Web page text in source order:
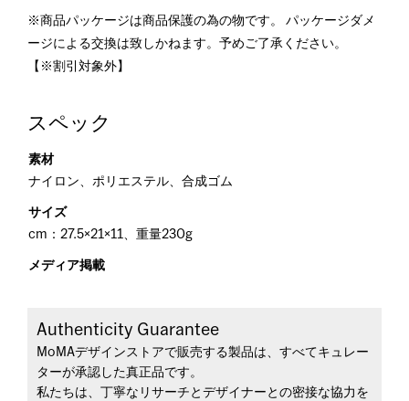
※商品パッケージは商品保護の為の物です。 パッケージダメ
ージによる交換は致しかねます。予めご了承ください。
【※割引対象外】
スペック
素材
ナイロン、ポリエステル、合成ゴム
サイズ
cm：27.5×21×11、重量230g
メディア掲載
Authenticity Guarantee
MoMAデザインストアで販売する製品は、すべてキュレー
ターが承認した真正品です。
私たちは、丁寧なリサーチとデザイナーとの密接な協力を